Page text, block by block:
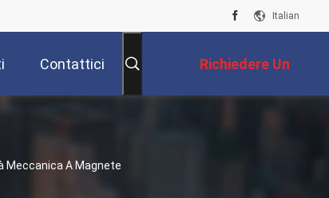
Italian
Contattici Richiedere Un
Preventivo
Meccanica A Magnete